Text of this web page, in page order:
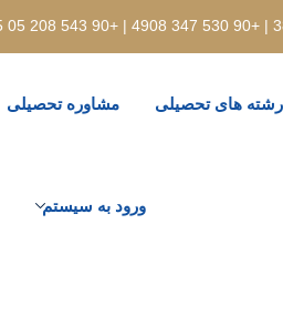
رشته های تحصیلی مشاوره تحصیلی
ورود به سیستم